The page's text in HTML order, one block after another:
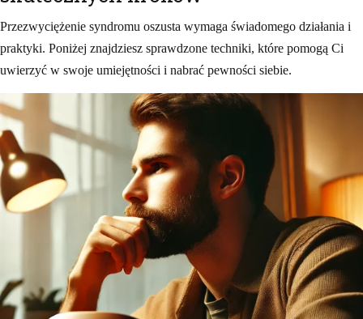
Przezwyciężenie syndromu oszusta wymaga świadomego działania i
praktyki. Poniżej znajdziesz sprawdzone techniki, które pomogą Ci
uwierzyć w swoje umiejętności i nabrać pewności siebie.